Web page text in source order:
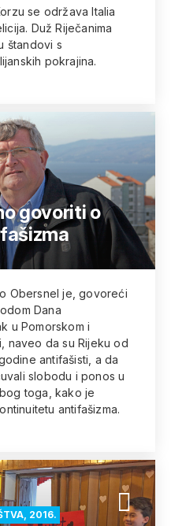
se održava Italia
Duž Riječanima
štandovi s
pokrajina.
govoriti o
Obersnel je, govoreći
Dana
u Pomorskom i
naveo da su Rijeku od
antifašisti, a da
slobodu i ponos u
toga, kako je
antifašizma.
2016.